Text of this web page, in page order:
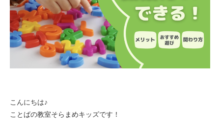
こんにちは♪
ことばの教室そらまめキッズです！